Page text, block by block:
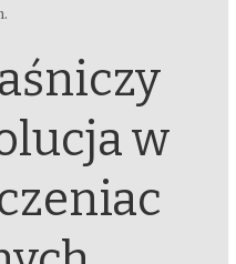
w